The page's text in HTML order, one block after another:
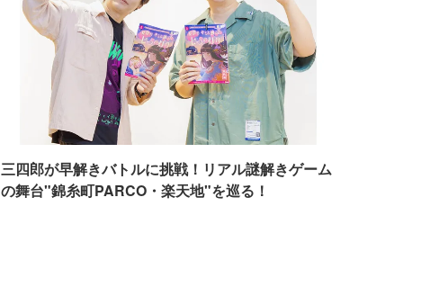
三四郎が早解きバトルに挑戦！リアル謎解きゲーム
の舞台"錦糸町PARCO・楽天地"を巡る！